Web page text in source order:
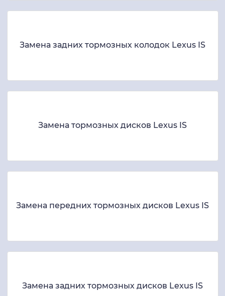
Замена задних тормозных колодок Lexus IS
Замена тормозных дисков Lexus IS
Замена передних тормозных дисков Lexus IS
Замена задних тормозных дисков Lexus IS